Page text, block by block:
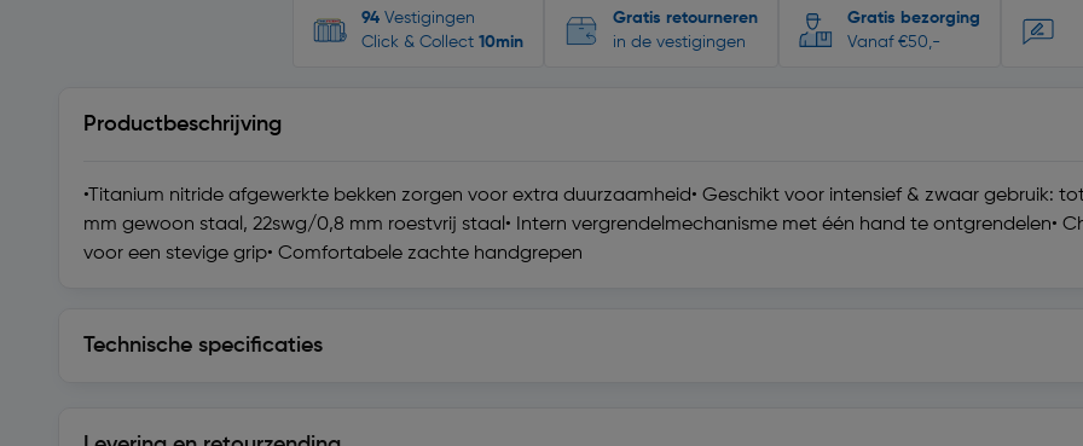
94 Vestigingen
Click & Collect 10min
Gratis retourneren
in de vestigingen
Gratis bezorging
Vanaf €50,-
Productbeschrijving
•Titanium nitride afgewerkte bekken zorgen voor extra duurzaamheid• Geschikt voor intensief & zwaar gebruik:
mm gewoon staal, 22swg/0,8 mm roestvrij staal• Intern vergrendelmechanisme met één hand te ontgrendelen•
voor een stevige grip• Comfortabele zachte handgrepen
Technische specificaties